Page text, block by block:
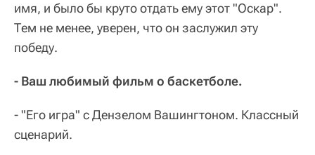
имя, и было бы круто отдать ему этот "Оскар".
Тем не менее, уверен, что он заслужил эту
победу.
- Ваш любимый фильм о баскетболе.
- "Его игра" с Дензелом Вашингтоном. Классный
сценарий.